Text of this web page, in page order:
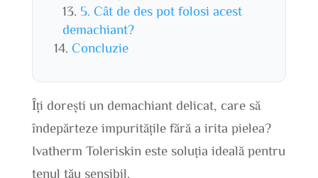
5. Cât de des pot folosi acest
demachiant?
Concluzie
Îți dorești un demachiant delicat, care să
îndepărteze impuritățile fără a irita pielea?
Ivatherm Toleriskin este soluția ideală pentru
tenul tău sensibil.